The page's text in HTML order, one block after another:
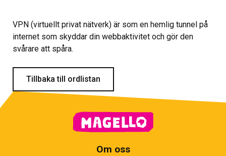
VPN (virtuellt privat nätverk) är som en hemlig tunnel på
internet som skyddar din webbaktivitet och gör den
svårare att spåra.
Tillbaka till ordlistan
Om oss